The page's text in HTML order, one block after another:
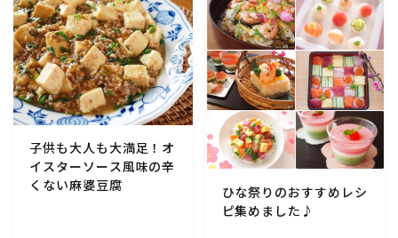
その他食材
テーブルコーディネート・食器・調理器具
住・インテリア・小物・植物
離乳食・キッズメニュー
子供も大人も大満足！オ
イスターソース風味の辛
くない麻婆豆腐
ひな祭りのおすすめレシ
ピ集めました♪